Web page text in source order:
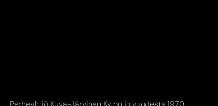
Perheyhtiö Kuva-Järvinen Ky on jo vuodesta 1970